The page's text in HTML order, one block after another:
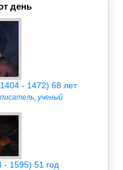
день
- 1472) 68 лет
ученый
- 1595) 51 год